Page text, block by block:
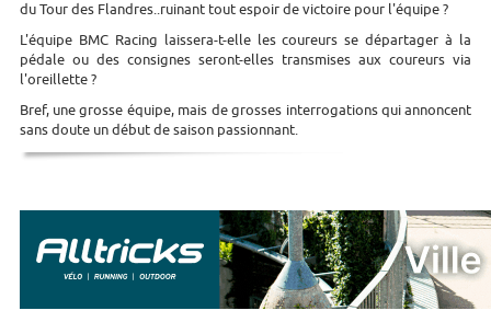
du Tour des Flandres..ruinant tout espoir de victoire pour l'équipe ?
L'équipe BMC Racing laissera-t-elle les coureurs se départager à la
pédale ou des consignes seront-elles transmises aux coureurs via
l'oreillette ?
Bref, une grosse équipe, mais de grosses interrogations qui annoncent
sans doute un début de saison passionnant.